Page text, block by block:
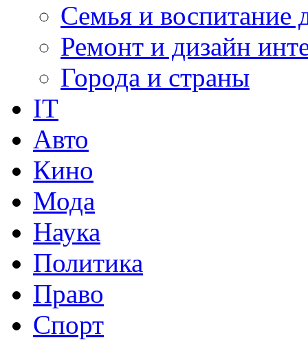
Семья и воспитание
Ремонт и дизайн
Города и страны
IT
Авто
Кино
Мода
Наука
Политика
Право
Спорт